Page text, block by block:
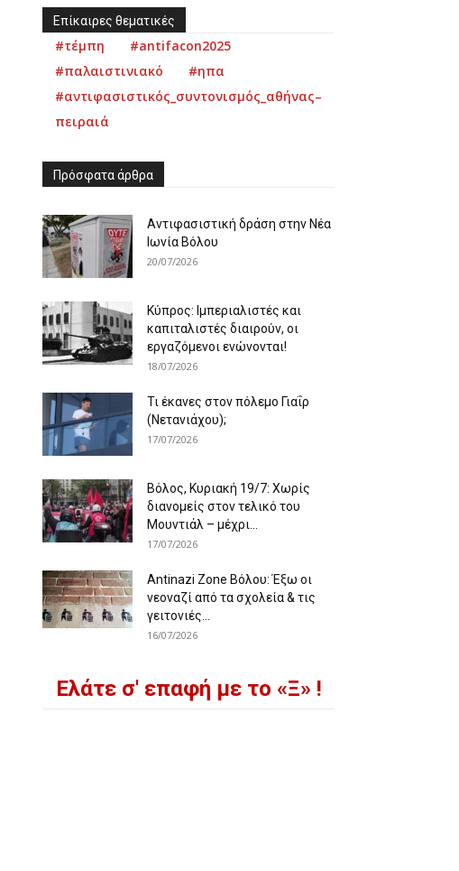
Επίκαιρες θεματικές
#τέμπη
#antifacon2025
#παλαιστινιακό
#ηπα
#αντιφασιστικός_συντονισμός_αθήνας–
πειραιά
Πρόσφατα άρθρα
Αντιφασιστική δράση στην Νέα
Ιωνία Βόλου
20/07/2026
Κύπρος: Ιμπεριαλιστές και
καπιταλιστές διαιρούν, οι
εργαζόμενοι ενώνονται!
18/07/2026
Τι έκανες στον πόλεμο Γιαΐρ
(Νετανιάχου);
17/07/2026
Βόλος, Κυριακή 19/7: Χωρίς
διανομείς στον τελικό του
Μουντιάλ – μέχρι...
17/07/2026
Antinazi Zone Βόλου: Έξω οι
νεοναζί από τα σχολεία & τις
γειτονιές...
16/07/2026
Ελάτε σ' επαφή με το «Ξ» !